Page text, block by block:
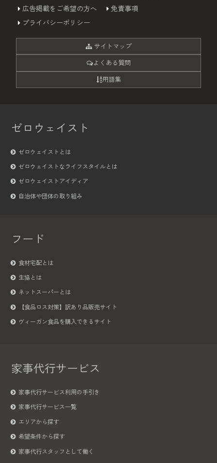
広告掲載をご希望の方へ
免責事項
プライバシーポリシー
サイトマップ
よくある質問
用語集
ゼロウェイスト
ゼロウェイストとは
ゼロウェイストなライフスタイルとは
ゼロウェイストアイディア
自治体や団体の取り組み
フード
食材宅配とは
生協とは
ネットスーパーとは
【食品ロス対策】訳あり品販売サイト
ヴィーガン食品を購入できるサイト
家事代行サービス
家事代行サービス利用の手引き
家事代行サービス一覧
エリアから探す
希望条件から探す
家事代行スタッフとして働く